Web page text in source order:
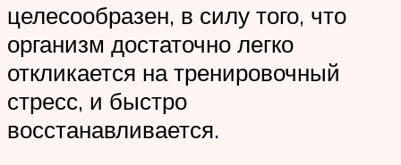
целесообразен, в силу того, что
организм достаточно легко
откликается на тренировочный
стресс, и быстро
восстанавливается.